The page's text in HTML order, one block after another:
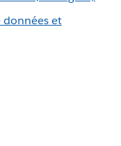
données et